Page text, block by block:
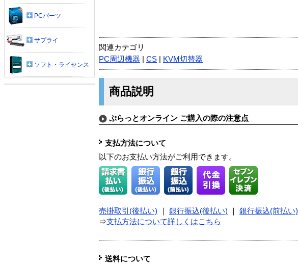
関連カテゴリ
PC周辺機器
CS KVM切替器
商品説明
ぷらっとオンライン ご購入の際の注意点
支払方法について
以下のお支払い方法がご利用できます。
売掛取引(後払い) 銀行振込(後払い) 銀行振込(前払い)
⇒支払方法について詳しくはこちら
送料について
PCパーツ
サプライ
ソフト・ライセンス